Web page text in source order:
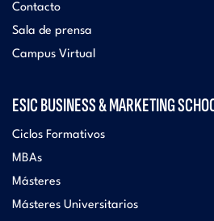
Contacto
Sala de prensa
Campus Virtual
ESIC BUSINESS & MARKETING
Ciclos Formativos
MBAs
Másteres
Másteres Universitarios